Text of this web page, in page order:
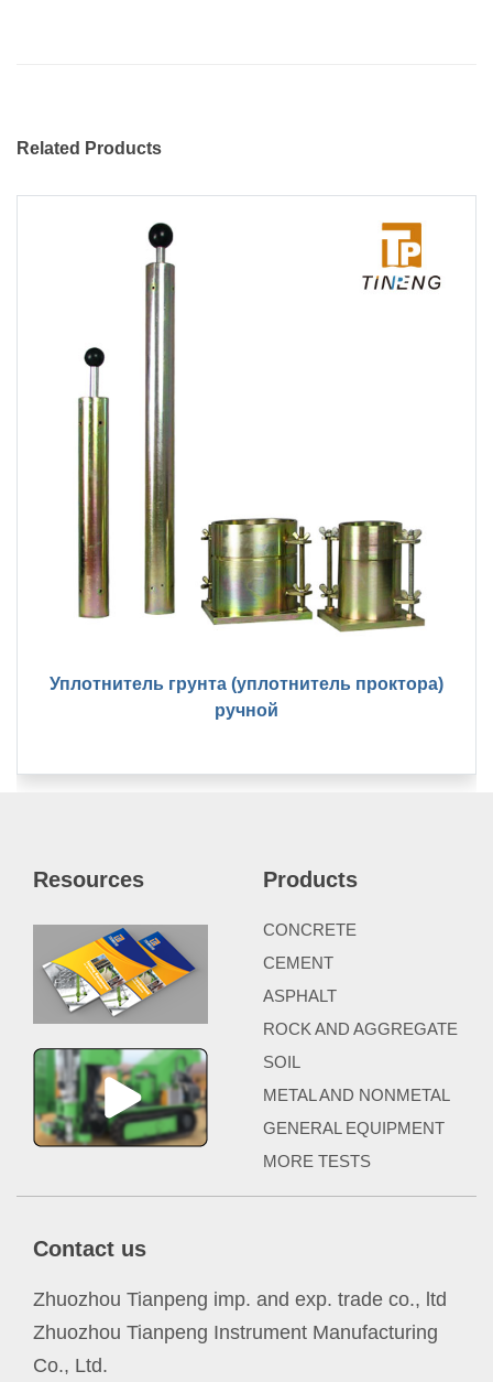
Related Products
Уплотнитель грунта (уплотнитель проктора)
ручной
Resources Products
CONCRETE
CEMENT
ASPHALT
ROCK AND AGGREGATE
SOIL
METAL AND NONMETAL
GENERAL EQUIPMENT
MORE TESTS
Contact us
Zhuozhou Tianpeng imp. and exp. trade co., ltd
Zhuozhou Tianpeng Instrument Manufacturing
Co., Ltd.